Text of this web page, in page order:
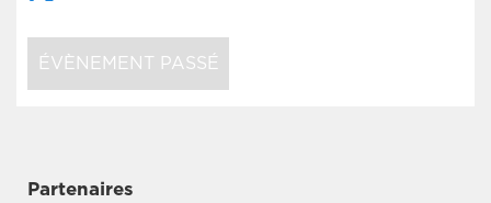
ÉVÈNEMENT PASSÉ
Partenaires